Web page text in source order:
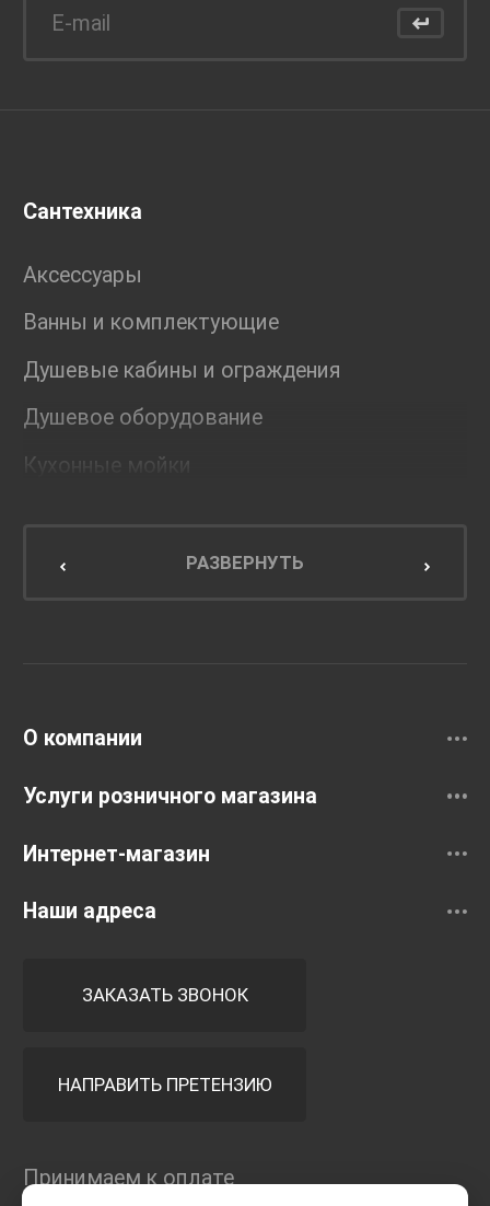
Сантехника
Аксессуары
Ванны и комплектующие
Душевые кабины и ограждения
Душевое оборудование
Кухонные мойки
Мебель для кухниРАЗВЕРНУТЬ
О компании
Услуги розничного магазина
Интернет-магазин
Наши адреса
ЗАКАЗАТЬ ЗВОНОК
НАПРАВИТЬ ПРЕТЕНЗИЮ
Принимаем к оплате